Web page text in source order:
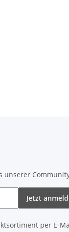
unserer
Jetzt
per E-